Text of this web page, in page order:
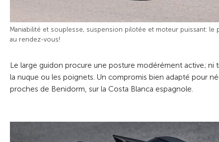
Maniabilité et souplesse, suspension pilotée et moteur puissant: le
au rendez-vous!
Le large guidon procure une posture modérément active;
la nuque ou les poignets. Un compromis bien adapté pour
proches de Benidorm, sur la Costa Blanca espagnole.